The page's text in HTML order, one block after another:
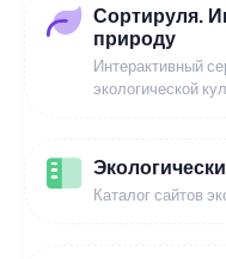
Сортируля.
природу
Интерактивный
экологической
Каталог сайтов